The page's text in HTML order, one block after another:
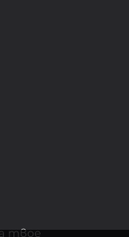
твое